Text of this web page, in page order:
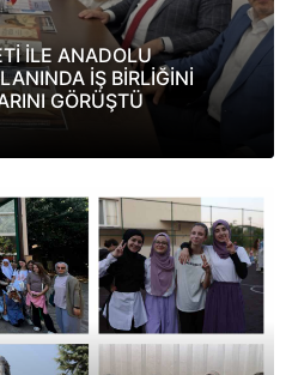
İLE ANADOLU
İŞ BİRLİĞİNİ
GÖRÜŞTÜ